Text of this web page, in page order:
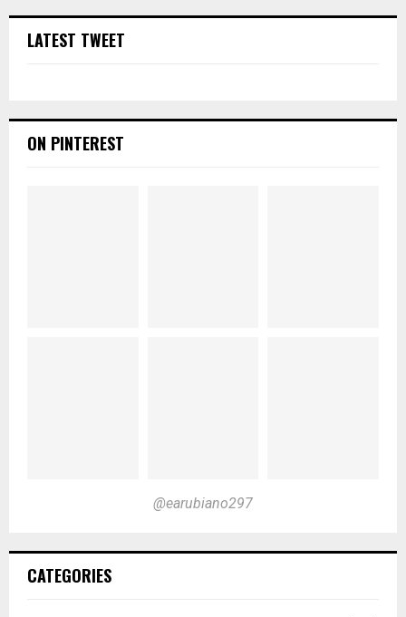
LATEST TWEET
ON PINTEREST
@earubiano297
CATEGORIES